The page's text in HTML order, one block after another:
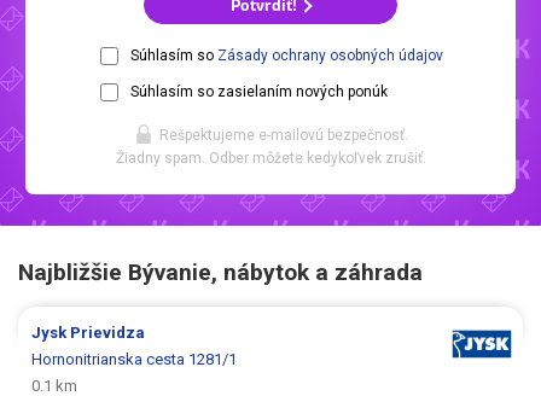
Potvrdiť!
Súhlasím so Zásady ochrany osobných údajov
Súhlasím so zasielaním nových ponúk
Rešpektujeme e-mailovú bezpečnosť.
Žiadny spam. Odber môžete kedykoľvek zrušiť.
Najbližšie Bývanie, nábytok a záhrada
Jysk Prievidza
Hornonitrianska cesta 1281/1
0.1 km